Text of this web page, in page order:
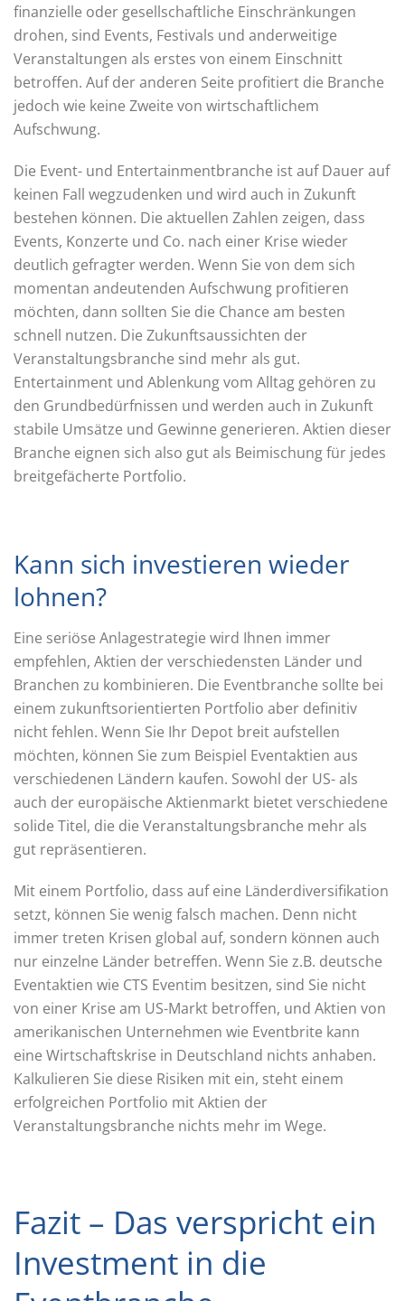
finanzielle oder gesellschaftliche Einschränkungen
drohen, sind Events, Festivals und anderweitige
Veranstaltungen als erstes von einem Einschnitt
betroffen. Auf der anderen Seite profitiert die Branche
jedoch wie keine Zweite von wirtschaftlichem
Aufschwung.
Die Event- und Entertainmentbranche ist auf Dauer auf
keinen Fall wegzudenken und wird auch in Zukunft
bestehen können. Die aktuellen Zahlen zeigen, dass
Events, Konzerte und Co. nach einer Krise wieder
deutlich gefragter werden. Wenn Sie von dem sich
momentan andeutenden Aufschwung profitieren
möchten, dann sollten Sie die Chance am besten
schnell nutzen. Die Zukunftsaussichten der
Veranstaltungsbranche sind mehr als gut.
Entertainment und Ablenkung vom Alltag gehören zu
den Grundbedürfnissen und werden auch in Zukunft
stabile Umsätze und Gewinne generieren. Aktien dieser
Branche eignen sich also gut als Beimischung für jedes
breitgefächerte Portfolio.
Kann sich investieren wieder
lohnen?
Eine seriöse Anlagestrategie wird Ihnen immer
empfehlen, Aktien der verschiedensten Länder und
Branchen zu kombinieren. Die Eventbranche sollte bei
einem zukunftsorientierten Portfolio aber definitiv
nicht fehlen. Wenn Sie Ihr Depot breit aufstellen
möchten, können Sie zum Beispiel Eventaktien aus
verschiedenen Ländern kaufen. Sowohl der US- als
auch der europäische Aktienmarkt bietet verschiedene
solide Titel, die die Veranstaltungsbranche mehr als
gut repräsentieren.
Mit einem Portfolio, dass auf eine Länderdiversifikation
setzt, können Sie wenig falsch machen. Denn nicht
immer treten Krisen global auf, sondern können auch
nur einzelne Länder betreffen. Wenn Sie z.B. deutsche
Eventaktien wie CTS Eventim besitzen, sind Sie nicht
von einer Krise am US-Markt betroffen, und Aktien von
amerikanischen Unternehmen wie Eventbrite kann
eine Wirtschaftskrise in Deutschland nichts anhaben.
Kalkulieren Sie diese Risiken mit ein, steht einem
erfolgreichen Portfolio mit Aktien der
Veranstaltungsbranche nichts mehr im Wege.
Fazit – Das verspricht ein
Investment in die